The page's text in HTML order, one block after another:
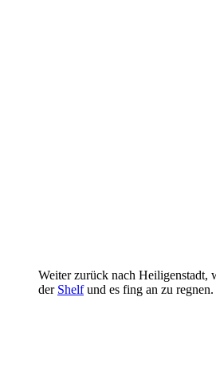
Weiter zurück nach Heiligenstadt,
der Shelfund es fing an zu